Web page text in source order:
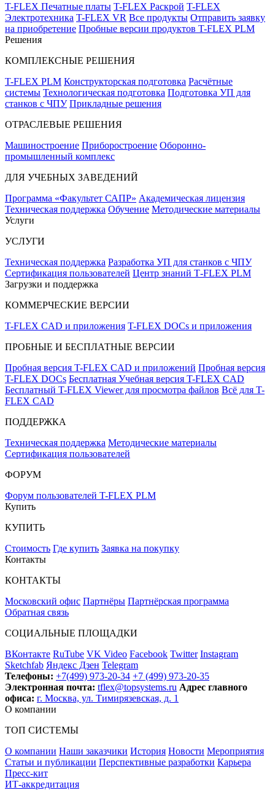
T-FLEX Печатные платы T-FLEX Раскрой T-FLEX
Электротехника T-FLEX VR Все продукты Отправить заявку
на приобретение Пробные версии продуктов T-FLEX PLM
Решения
КОМПЛЕКСНЫЕ РЕШЕНИЯ
T-FLEX PLM Конструкторская подготовка Расчётные
системы Технологическая подготовка Подготовка УП для
станков с ЧПУ Прикладные решения
ОТРАСЛЕВЫЕ РЕШЕНИЯ
Машиностроение Приборостроение Оборонно-
промышленный комплекс
ДЛЯ УЧЕБНЫХ ЗАВЕДЕНИЙ
Программа «Факультет САПР» Академическая лицензия
Техническая поддержка Обучение Методические материалы
Услуги
УСЛУГИ
Техническая поддержка Разработка УП для станков с ЧПУ
Сертификация пользователей Центр знаний T‑FLEX PLM
Загрузки и поддержка
КОММЕРЧЕСКИЕ ВЕРСИИ
T-FLEX CAD и приложения T-FLEX DOCs и приложения
ПРОБНЫЕ И БЕСПЛАТНЫЕ ВЕРСИИ
Пробная версия T-FLEX CAD и приложений Пробная версия
T-FLEX DOCs Бесплатная Учебная версия T-FLEX CAD
Бесплатный T-FLEX Viewer для просмотра файлов Всё для T-
FLEX CAD
ПОДДЕРЖКА
Техническая поддержка Методические материалы
Сертификация пользователей
ФОРУМ
Форум пользователей T-FLEX PLM
Купить
КУПИТЬ
Стоимость Где купить Заявка на покупку
Контакты
КОНТАКТЫ
Московский офис Партнёры Партнёрская программа
Обратная связь
СОЦИАЛЬНЫЕ ПЛОЩАДКИ
ВКонтакте RuTube VK Video Facebook Twitter Instagram
Sketchfab Яндекс Дзен Telegram
Телефоны: +7(499) 973-20-34 +7 (499) 973-20-35
Электронная почта: tflex@topsystems.ru Адрес главного
офиса: г. Москва, ул. Тимирязевская, д. 1
О компании
ТОП СИСТЕМЫ
О компании Наши заказчики История Новости Мероприятия
Статьи и публикации Перспективные разработки Карьера
Пресс-кит
ИТ-аккредитация